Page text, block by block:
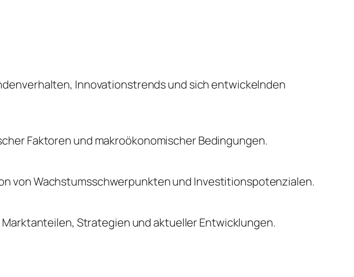
Innovationstrends und sich entwickelnden
Faktoren und makroökonomischer Bedingungen.
von Wachstumsschwerpunkten und Investitionspotenzialen.
Strategien und aktueller Entwicklungen.